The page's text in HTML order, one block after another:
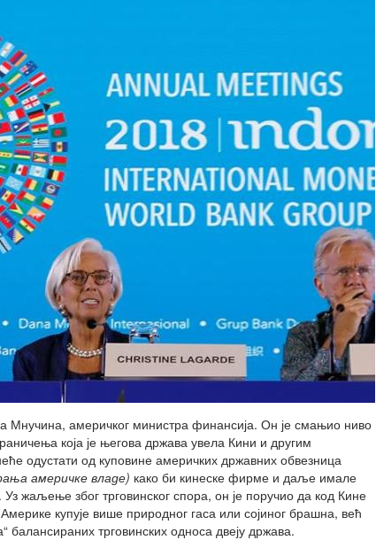
Мнучина, америчког министра финансија. Он је смањио ниво
која је његова држава увела Кини и другим
одустати од куповине америчких државних обвезница
америчке владе) како би кинеске фирме и даље имале
Уз жаљење због трговинског спора, он је поручио да код Кине
купује више природног гаса или сојиног брашна, већ
трговинских односа двеју држава.